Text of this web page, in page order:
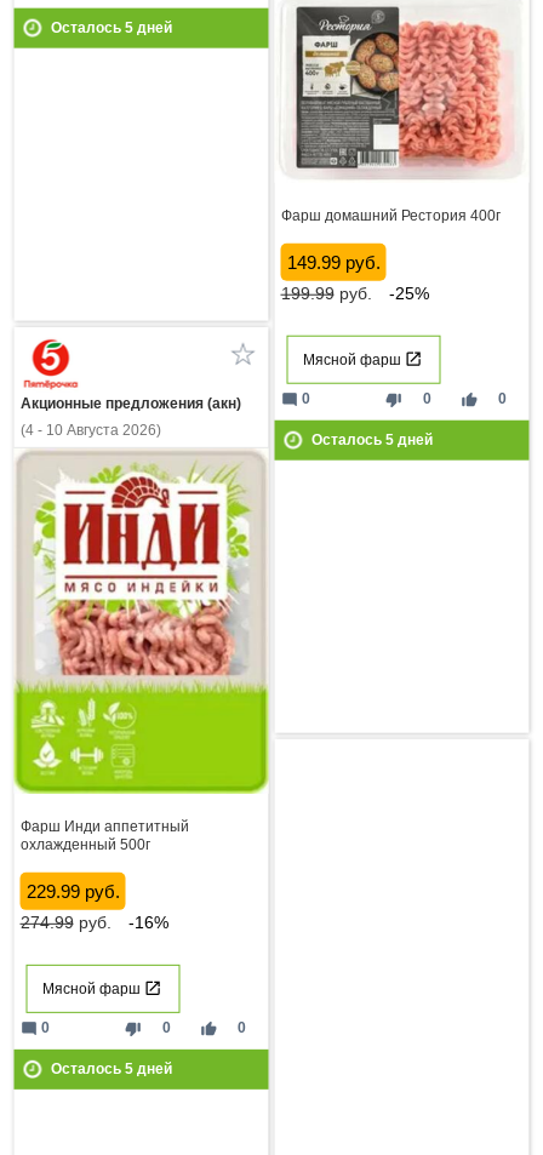
Осталось 5дней
Фарш домашний Рестория 400г
149.99 руб.
199.99руб. -25%
Мясной фарш
thumb_down 0 thumb_up 0
mode_comment 0
Осталось 5дней
Акционные предложения (акн)
(4 - 10 Августа 2026)
Фарш Инди аппетитный
охлажденный 500г
229.99 руб.
274.99руб. -16%
Мясной фарш
thumb_down 0 thumb_up 0
mode_comment 0
Осталось 5дней